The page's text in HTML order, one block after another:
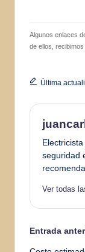
Algunos enlaces
de ellos,
Última
seguridad
Ver todas
Entrada